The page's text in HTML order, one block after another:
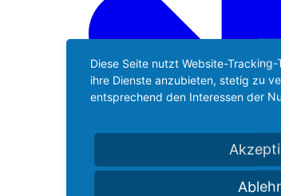
Diese Seite nutzt Website-
ihre Dienste anzubieten, stetig zu
entsprechend den Interessen der